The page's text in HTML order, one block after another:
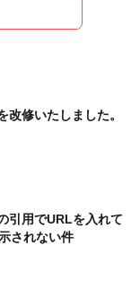
修いたしました。
引用でURLを入れて
されない件